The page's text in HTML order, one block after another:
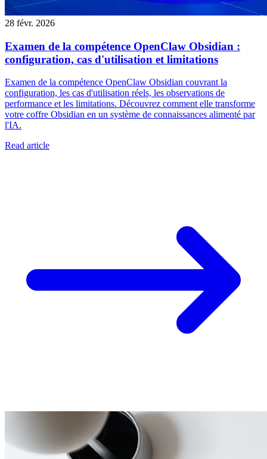
28 févr. 2026
Examen de la compétence OpenClaw Obsidian :
configuration, cas d'utilisation et limitations
Examen de la compétence OpenClaw Obsidian couvrant la
configuration, les cas d'utilisation réels, les observations de
performance et les limitations. Découvrez comment elle transforme
votre coffre Obsidian en un système de connaissances alimenté par
l'IA.
Read article